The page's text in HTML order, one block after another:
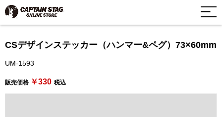
CSデザインステッカー（ハンマー&ペグ）73×60mm
UM-1593
販売価格 ￥330 税込